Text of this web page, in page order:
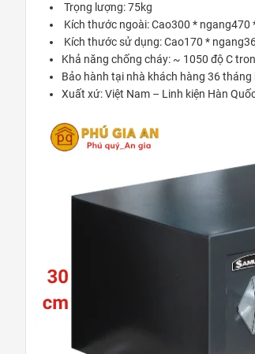
Trọng lượng: 75kg
Kích thước ngoài: Cao300 * ngang470
Kích thước sử dụng: Cao170 *
Khả năng chống cháy: ~ 1050 độ C
Bảo hành tại nhà khách hàng 36 tháng
Xuất xứ: Việt Nam – Linh kiện Hàn